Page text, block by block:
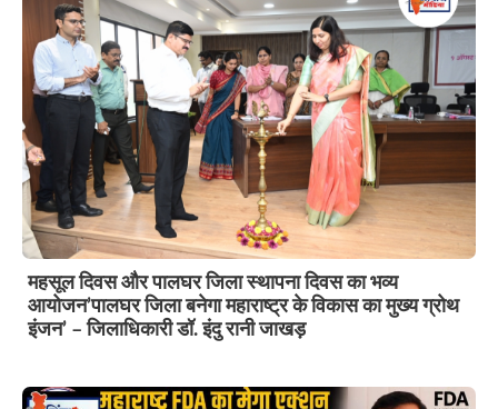
महसूल दिवस और पालघर जिला स्थापना दिवस का भव्य
आयोजन’पालघर जिला बनेगा महाराष्ट्र के विकास का मुख्य ग्रोथ
इंजन’ – जिलाधिकारी डॉ. इंदु रानी जाखड़